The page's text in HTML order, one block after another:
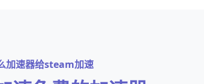
加速器给steam加速